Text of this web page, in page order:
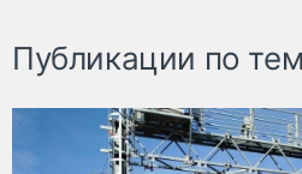
Публикации по